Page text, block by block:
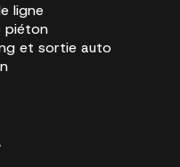
ligne
piéton
et sortie auto